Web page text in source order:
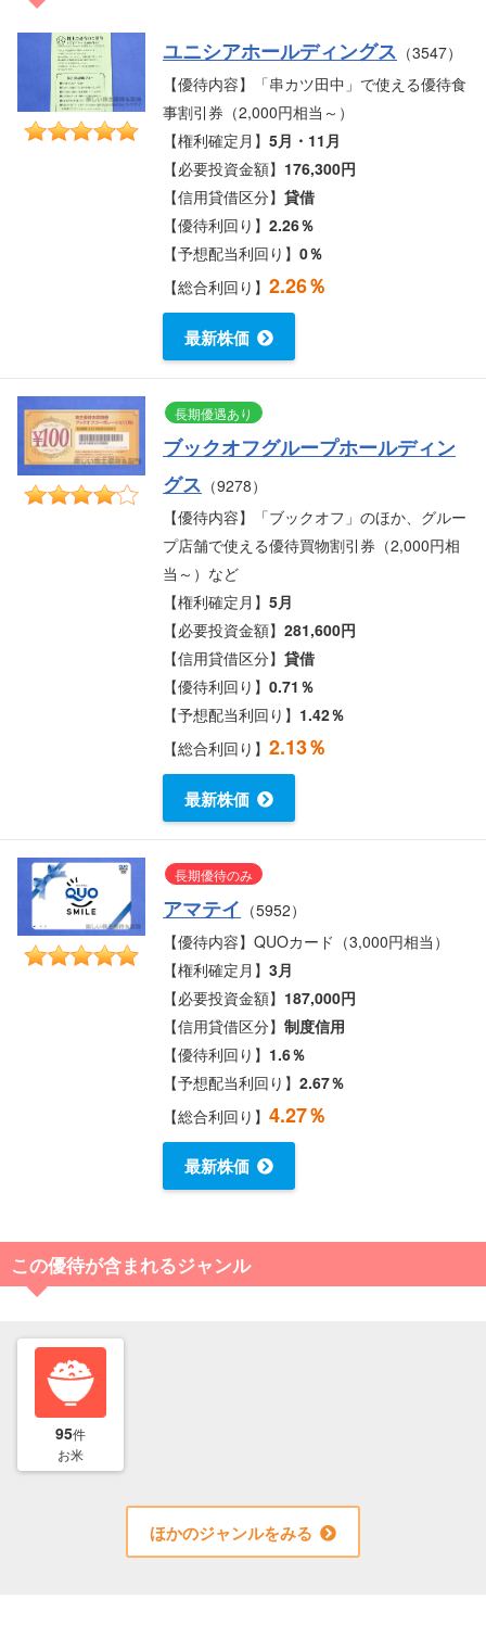
ユニシアホールディングス （3547）
【優待内容】「串カツ田中」で使える優待食
事割引券（2,000円相当～）
【権利確定月】5月・11月
【必要投資金額】 176,300円
【信用貸借区分】貸借
【優待利回り】2.26％
【予想配当利回り】0％
【総合利回り】2.26％
最新株価
長期優遇あり
ブックオフグループホールディン
グス （9278）
【優待内容】「ブックオフ」のほか、グルー
プ店舗で使える優待買物割引券（2,000円相
当～）など
【権利確定月】5月
【必要投資金額】281,600円
【信用貸借区分】貸借
【優待利回り】0.71％
【予想配当利回り】 1.42％
【総合利回り】2.13％
最新株価
長期優待のみ
アマテイ （5952）
【優待内容】QUOカード（3,000円相当）
【権利確定月】3月
【必要投資金額】 187,000円
【信用貸借区分】制度信用
【優待利回り】 1.6％
【予想配当利回り】2.67％
【総合利回り】4.27％
最新株価
この優待が含まれるジャンル
95件
お米
ほかのジャンルをみる